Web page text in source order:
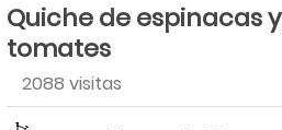
Quiche de espinacas y
tomates
2088 visitas
Dificultad
Tiempo